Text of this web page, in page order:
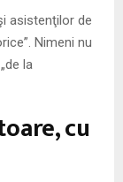
asistenţilor de
Nimeni nu
la
cu